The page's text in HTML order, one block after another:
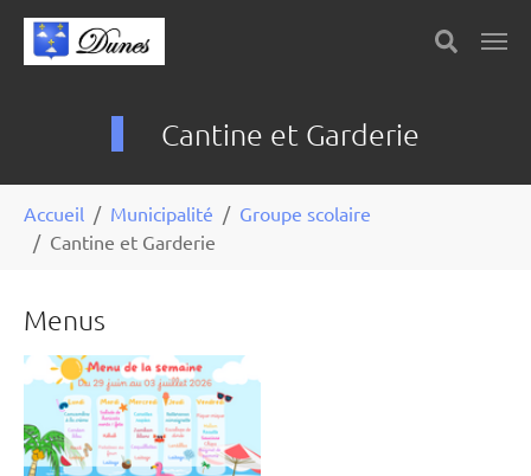
Skip to main content
Cantine et Garderie
Accueil Municipalité
Groupe scolaire
Cantine et Garderie
Menus
Panneau de gestion des cookies